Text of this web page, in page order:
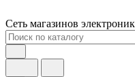
Сеть магазинов